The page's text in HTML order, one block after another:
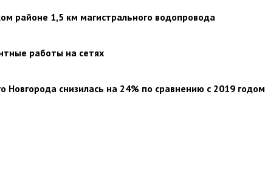
районе 1,5 км магистрального водопровода
работы на сетях
снизилась на 24% по сравнению с 2019 годом